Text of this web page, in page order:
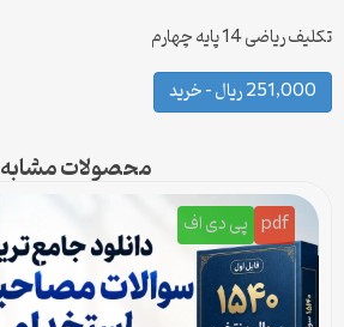
تکلیف ریاضی 14 پایه چهارم
251,000 ریال – خرید
محصولات مشابه
pdf پی دی اف